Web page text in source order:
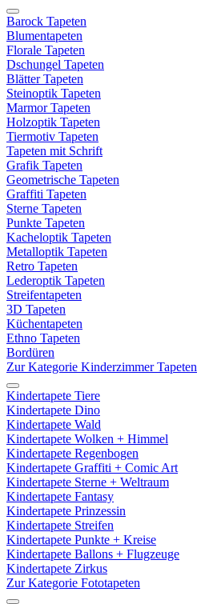
Barock Tapeten
Blumentapeten
Florale Tapeten
Dschungel Tapeten
Blätter Tapeten
Steinoptik Tapeten
Marmor Tapeten
Holzoptik Tapeten
Tiermotiv Tapeten
Tapeten mit Schrift
Grafik Tapeten
Geometrische Tapeten
Graffiti Tapeten
Sterne Tapeten
Punkte Tapeten
Kacheloptik Tapeten
Metalloptik Tapeten
Retro Tapeten
Lederoptik Tapeten
Streifentapeten
3D Tapeten
Küchentapeten
Ethno Tapeten
Bordüren
Zur Kategorie Kinderzimmer Tapeten
Kindertapete Tiere
Kindertapete Dino
Kindertapete Wald
Kindertapete Wolken + Himmel
Kindertapete Regenbogen
Kindertapete Graffiti + Comic Art
Kindertapete Sterne + Weltraum
Kindertapete Fantasy
Kindertapete Prinzessin
Kindertapete Streifen
Kindertapete Punkte + Kreise
Kindertapete Ballons + Flugzeuge
Kindertapete Zirkus
Zur Kategorie Fototapeten